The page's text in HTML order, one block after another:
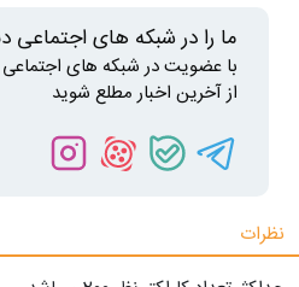
ما را در شبکه های اجتماعی
با عضویت در شبکه های اجتماعی
از آخرین اخبار مطلع شوید
نظرات